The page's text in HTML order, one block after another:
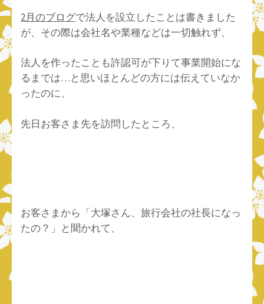
2月のブログで法人を設立したことは書きました
が、その際は会社名や業種などは一切触れず、
法人を作ったことも許認可が下りて事業開始にな
るまでは…と思いほとんどの方には伝えていなか
ったのに、
先日お客さま先を訪問したところ、
お客さまから「大塚さん、旅行会社の社長になっ
たの？」と聞かれて、